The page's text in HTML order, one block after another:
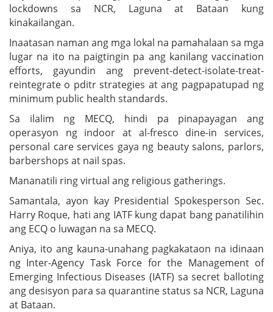
lockdowns sa NCR, Laguna at Bataan kung
kinakailangan.
Inaatasan naman ang mga lokal na pamahalaan sa mga
lugar na ito na paigtingin pa ang kanilang vaccination
efforts, gayundin ang prevent-detect-isolate-treat-
reintegrate o pditr strategies at ang pagpapatupad ng
minimum public health standards.
Sa ilalim ng MECQ, hindi pa pinapayagan ang
operasyon ng indoor at al-fresco dine-in services,
personal care services gaya ng beauty salons, parlors,
barbershops at nail spas.
Mananatili ring virtual ang religious gatherings.
Samantala, ayon kay Presidential Spokesperson Sec.
Harry Roque, hati ang IATF kung dapat bang panatilihin
ang ECQ o luwagan na sa MECQ.
Aniya, ito ang kauna-unahang pagkakataon na idinaan
ng Inter-Agency Task Force for the Management of
Emerging Infectious Diseases (IATF) sa secret balloting
ang desisyon para sa quarantine status sa NCR, Laguna
at Bataan.